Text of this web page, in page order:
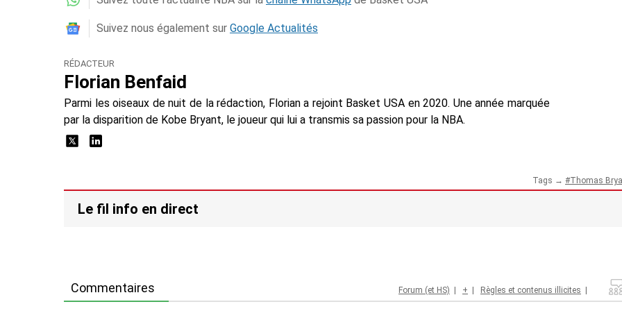
Suivez nous également sur Google Actualités
RÉDACTEUR
Florian Benfaid
Parmi les oiseaux de nuit de la rédaction, Florian a rejoint Basket USA en 2020. Une année marquée
par la disparition de Kobe Bryant, le joueur qui lui a transmis sa passion pour la NBA.
Tags → Thomas
Le fil info en direct
Commentaires Forum (et HS) | + | Règles et contenus illicites |